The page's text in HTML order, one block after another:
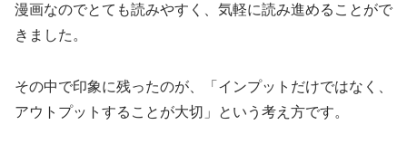
漫画なのでとても読みやすく、気軽に読み進めることがで
きました。
その中で印象に残ったのが、「インプットだけではなく、
アウトプットすることが大切」という考え方です。